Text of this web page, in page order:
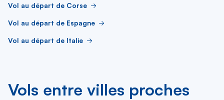
Vol au départ de Corse
Vol au départ de Espagne
Vol au départ de Italie
Vols entre villes proches